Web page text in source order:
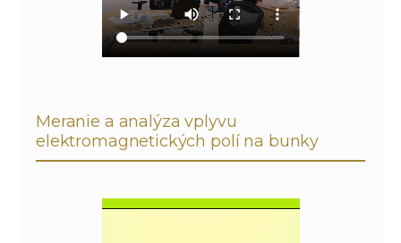
Meranie a analýza vplyvu
elektromagnetických polí na bunky